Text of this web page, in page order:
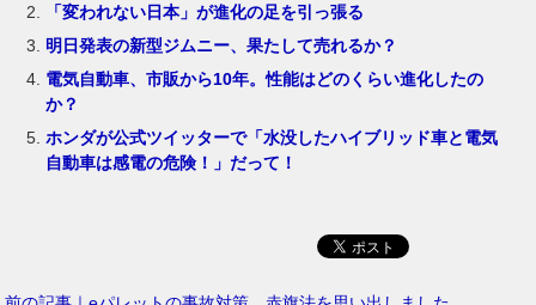
「変われない日本」が進化の足を引っ張る
明日発表の新型ジムニー、果たして売れるか？
電気自動車、市販から10年。性能はどのくらい進化したの
か？
ホンダが公式ツイッターで「水没したハイブリッド車と電気
自動車は感電の危険！」だって！